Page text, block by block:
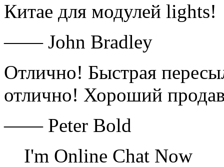
Китае для модулей lights!
—— John Bradley
Отлично! Быстрая
отлично! Хороший
—— Peter Bold
I'm Online Chat Now